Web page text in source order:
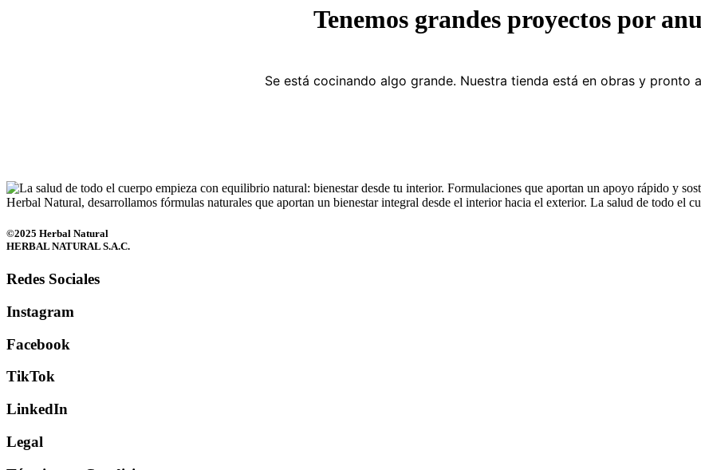
Tenemos grandes proyectos por
Se está cocinando algo grande. Nuestra tienda está en obras y pronto
©2025 Herbal Natural
HERBAL NATURAL S.A.C.
Redes Sociales
Instagram
Facebook
TikTok
LinkedIn
Legal